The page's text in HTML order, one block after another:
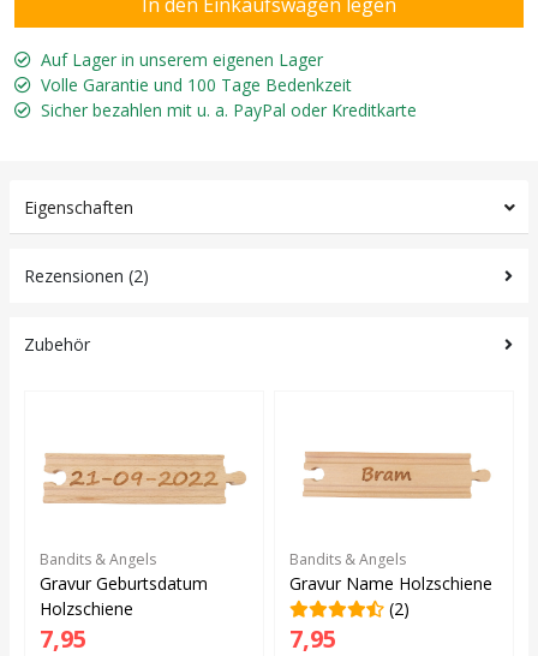
Auf Lager in unserem eigenen Lager
Volle Garantie und 100 Tage Bedenkzeit
Sicher bezahlen mit u. a. PayPal oder Kreditkarte
Eigenschaften
Rezensionen (2)
Zubehör
Bandits & Angels
Gravur Geburtsdatum
Holzschiene
7,95
Bandits & Angels
Gravur Name Holzschiene
(2)
7,95